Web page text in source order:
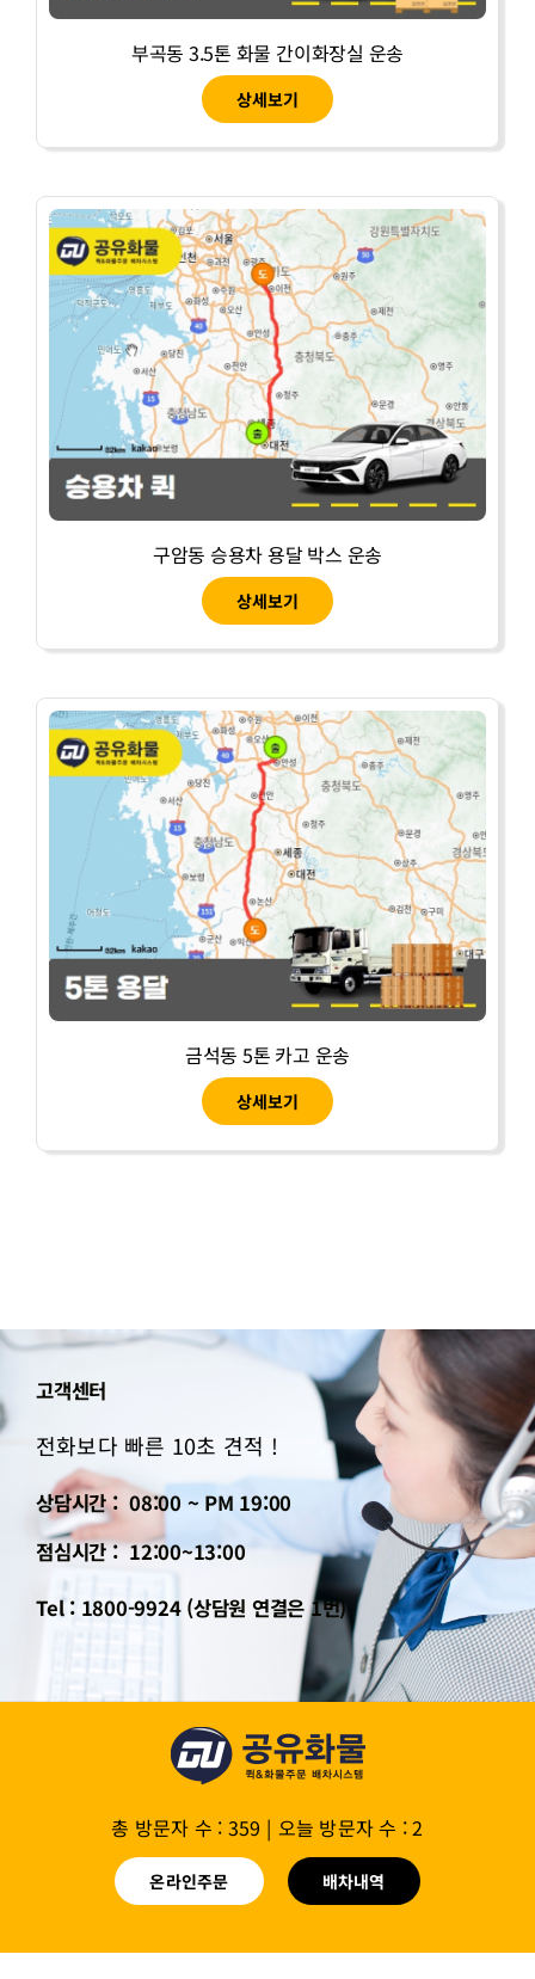
부곡동 3.5톤 화물 간이화장실 운송
상세보기
구암동 승용차 용달 박스 운송
상세보기
금석동 5톤 카고 운송
상세보기
고객센터
전화보다 빠른 10초 견적 !
상담시간 : 08:00 ~ PM 19:00
점심시간 : 12:00~13:00
Tel : 1800-9924 (상담원 연결은 1번)
총 방문자 수 : 359 | 오늘 방문자 수 : 2
온라인주문 배차내역